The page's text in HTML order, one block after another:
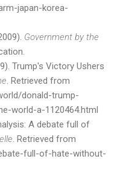
japan-korea-
Government by the
Trump's Victory Ushers
. Retrieved from
donald-trump-
world-a-1120464.html
A debate full of
. Retrieved from
full-of-hate-without-